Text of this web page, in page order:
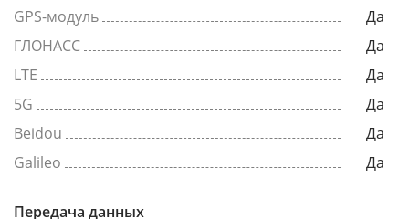
GPS-модуль
Да
ГЛОНАСС
Да
LTE
Да
5G
Да
Beidou
Да
Galileo
Да
Передача данных